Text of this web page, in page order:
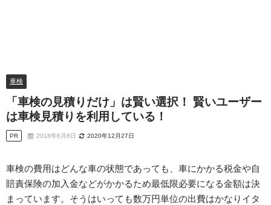
車検
「車検の見積りだけ」は賢い選択！ 賢いユーザー
は車検見積りを利用している！
PR 2018年6月8日 2020年12月27日
車検の費用はどんな車の状態であっても、車にかかる税金や自
賠責保険の加入金などがかかるため最低限必要になる金額は決
まっています。そうはいっても数万円単位の出費はかなりイタ